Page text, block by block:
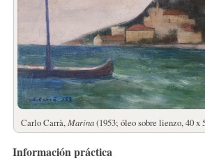
Carlo Carrà,Marina(1953; óleo sobre lienzo, 40 x
Información práctica